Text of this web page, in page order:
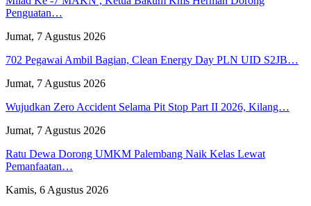
Penguatan…
Jumat, 7 Agustus 2026
702 Pegawai Ambil Bagian, Clean Energy Day PLN UID S2JB…
Jumat, 7 Agustus 2026
Wujudkan Zero Accident Selama Pit Stop Part II 2026, Kilang…
Jumat, 7 Agustus 2026
Ratu Dewa Dorong UMKM Palembang Naik Kelas Lewat
Pemanfaatan…
Kamis, 6 Agustus 2026